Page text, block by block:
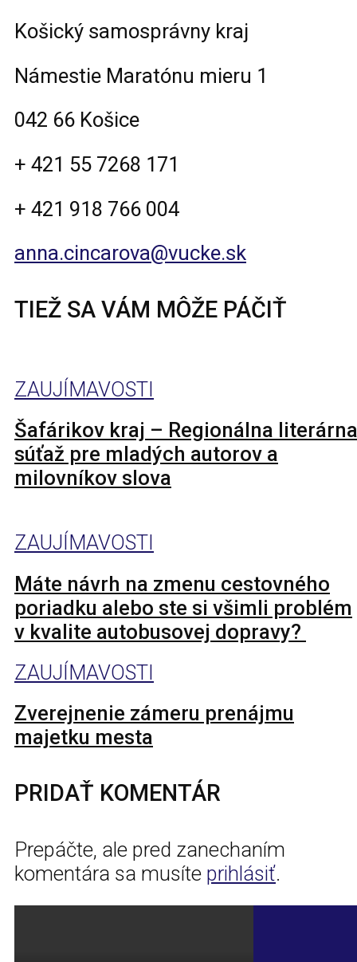
Košický samosprávny kraj
Námestie Maratónu mieru 1
042 66 Košice
+ 421 55 7268 171
+ 421 918 766 004
anna.cincarova@vucke.sk
TIEŽ SA VÁM MÔŽE PÁČIŤ
ZAUJÍMAVOSTI
Šafárikov kraj – Regionálna literárna
súťaž pre mladých autorov a
milovníkov slova
ZAUJÍMAVOSTI
Máte návrh na zmenu cestovného
poriadku alebo ste si všimli problém
v kvalite autobusovej dopravy?
ZAUJÍMAVOSTI
Zverejnenie zámeru prenájmu
majetku mesta
PRIDAŤ KOMENTÁR
Prepáčte, ale pred zanechaním
komentára sa musíte prihlásiť.